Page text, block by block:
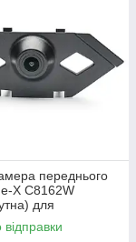
переднього
X C8162W
для
Tiguan L 2016